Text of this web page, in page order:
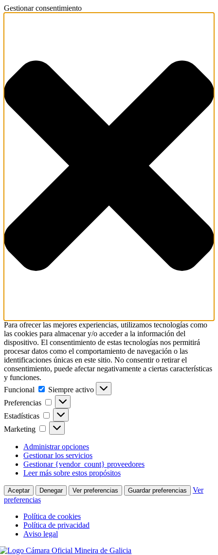
Gestionar consentimiento
Para ofrecer las mejores experiencias, utilizamos tecnologías como
las cookies para almacenar y/o acceder a la información del
dispositivo. El consentimiento de estas tecnologías nos permitirá
procesar datos como el comportamiento de navegación o las
identificaciones únicas en este sitio. No consentir o retirar el
consentimiento, puede afectar negativamente a ciertas características
y funciones.
Funcional
Funcional
Siempre activo
Preferencias
Preferencias
Estadísticas Estadísticas
Marketing Marketing
Administrar opciones
Gestionar los servicios
Gestionar {vendor_count} proveedores
Leer más sobre estos propósitos
Aceptar Denegar Ver preferencias Guardar preferencias
Ver
preferencias
Política de cookies
Política de privacidad
Aviso legal
Saltar